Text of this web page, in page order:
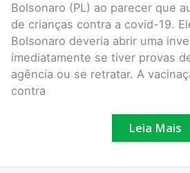
Bolsonaro (PL) ao parecer que
de crianças contra a covid-19.
Bolsonaro deveria abrir uma
imediatamente se tiver provas
agência ou se retratar. A
contra
Leia Mais